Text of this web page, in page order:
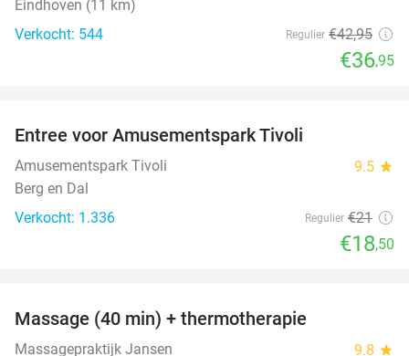
Eindhoven (11 km)
Verkocht: 544
Regulier €42,95
€36,95
Entree voor Amusementspark Tivoli
Amusementspark Tivoli 9.5 star
Berg en Dal
Verkocht: 1.336
Regulier €21
€18,50
Massage (40 min) + thermotherapie
Massagepraktijk Jansen 9.8 star